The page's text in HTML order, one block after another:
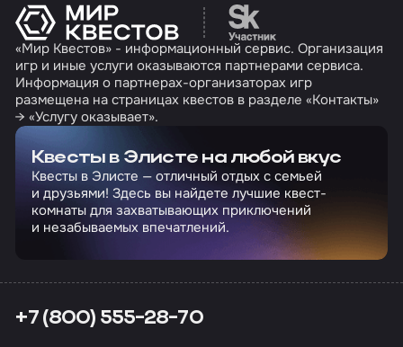
Перейти на сайт
«Мир Квестов» - информационный сервис. Организация
игр и иные услуги оказываются партнерами сервиса.
Информация о партнерах-организаторах игр
размещена на страницах квестов в разделе «Контакты»
→ «Услугу оказывает».
Квесты в Элисте на любой вкус
Квесты в Элисте — отличный отдых с семьей
и друзьями! Здесь вы найдете лучшие квест-
комнаты для захватывающих приключений
и незабываемых впечатлений.
+7 (800) 555-28-70